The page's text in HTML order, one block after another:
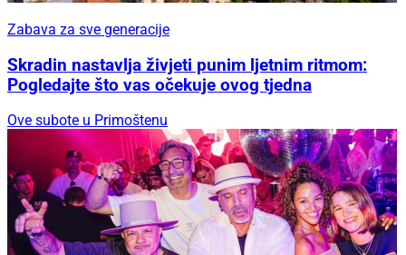
Zabava za sve generacije
Skradin nastavlja živjeti punim ljetnim ritmom:
Pogledajte što vas očekuje ovog tjedna
Ove subote u Primoštenu